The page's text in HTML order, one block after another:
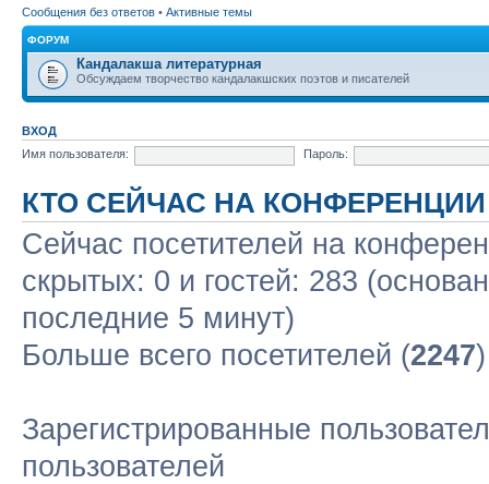
Сообщения без ответов • Активные темы
ФОРУМ
Кандалакша литературная
Обсуждаем творчество кандалакшских поэтов и писателей
ВХОД
Имя пользователя:
Пароль:
КТО СЕЙЧАС НА КОНФЕРЕНЦИИ
Сейчас посетителей на
скрытых: 0 и гостей: 283
последние 5 минут)
Больше всего посетителей (2247
Зарегистрированные
пользователей